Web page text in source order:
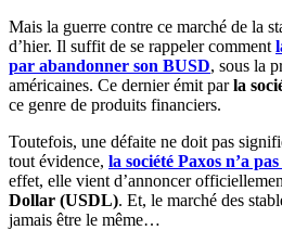
Mais la guerre contre ce marché de la
d’hier. Il suffit de se rappeler comment
par abandonner son BUSD, sous la
américaines. Ce dernier émit parla
ce genre de produits financiers.
Toutefois, une défaite ne doit pas
tout évidence, la société Paxos n’a
effet, elle vient d’annoncer
Dollar (USDL). Et, le marché des
jamais être le même…